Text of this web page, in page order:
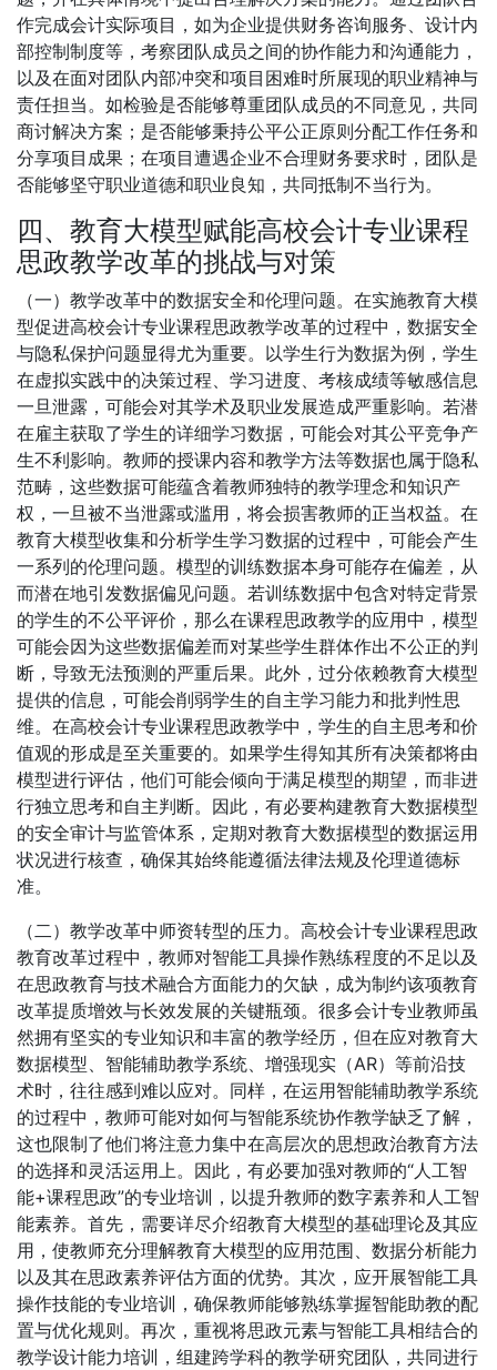
作完成会计实际项目，如为企业提供财务咨询服务、设计内
部控制制度等，考察团队成员之间的协作能力和沟通能力，
以及在面对团队内部冲突和项目困难时所展现的职业精神与
责任担当。如检验是否能够尊重团队成员的不同意见，共同
商讨解决方案；是否能够秉持公平公正原则分配工作任务和
分享项目成果；在项目遭遇企业不合理财务要求时，团队是
否能够坚守职业道德和职业良知，共同抵制不当行为。
四、教育大模型赋能高校会计专业课程
思政教学改革的挑战与对策
（一）教学改革中的数据安全和伦理问题。在实施教育大模
型促进高校会计专业课程思政教学改革的过程中，数据安全
与隐私保护问题显得尤为重要。以学生行为数据为例，学生
在虚拟实践中的决策过程、学习进度、考核成绩等敏感信息
一旦泄露，可能会对其学术及职业发展造成严重影响。若潜
在雇主获取了学生的详细学习数据，可能会对其公平竞争产
生不利影响。教师的授课内容和教学方法等数据也属于隐私
范畴，这些数据可能蕴含着教师独特的教学理念和知识产
权，一旦被不当泄露或滥用，将会损害教师的正当权益。在
教育大模型收集和分析学生学习数据的过程中，可能会产生
一系列的伦理问题。模型的训练数据本身可能存在偏差，从
而潜在地引发数据偏见问题。若训练数据中包含对特定背景
的学生的不公平评价，那么在课程思政教学的应用中，模型
可能会因为这些数据偏差而对某些学生群体作出不公正的判
断，导致无法预测的严重后果。此外，过分依赖教育大模型
提供的信息，可能会削弱学生的自主学习能力和批判性思
维。在高校会计专业课程思政教学中，学生的自主思考和价
值观的形成是至关重要的。如果学生得知其所有决策都将由
模型进行评估，他们可能会倾向于满足模型的期望，而非进
行独立思考和自主判断。因此，有必要构建教育大数据模型
的安全审计与监管体系，定期对教育大数据模型的数据运用
状况进行核查，确保其始终能遵循法律法规及伦理道德标
准。
（二）教学改革中师资转型的压力。高校会计专业课程思政
教育改革过程中，教师对智能工具操作熟练程度的不足以及
在思政教育与技术融合方面能力的欠缺，成为制约该项教育
改革提质增效与长效发展的关键瓶颈。很多会计专业教师虽
然拥有坚实的专业知识和丰富的教学经历，但在应对教育大
数据模型、智能辅助教学系统、增强现实（AR）等前沿技
术时，往往感到难以应对。同样，在运用智能辅助教学系统
的过程中，教师可能对如何与智能系统协作教学缺乏了解，
这也限制了他们将注意力集中在高层次的思想政治教育方法
的选择和灵活运用上。因此，有必要加强对教师的“人工智
能+课程思政”的专业培训，以提升教师的数字素养和人工智
能素养。首先，需要详尽介绍教育大模型的基础理论及其应
用，使教师充分理解教育大模型的应用范围、数据分析能力
以及其在思政素养评估方面的优势。其次，应开展智能工具
操作技能的专业培训，确保教师能够熟练掌握智能助教的配
置与优化规则。再次，重视将思政元素与智能工具相结合的
教学设计能力培训，组建跨学科的教学研究团队，共同进行